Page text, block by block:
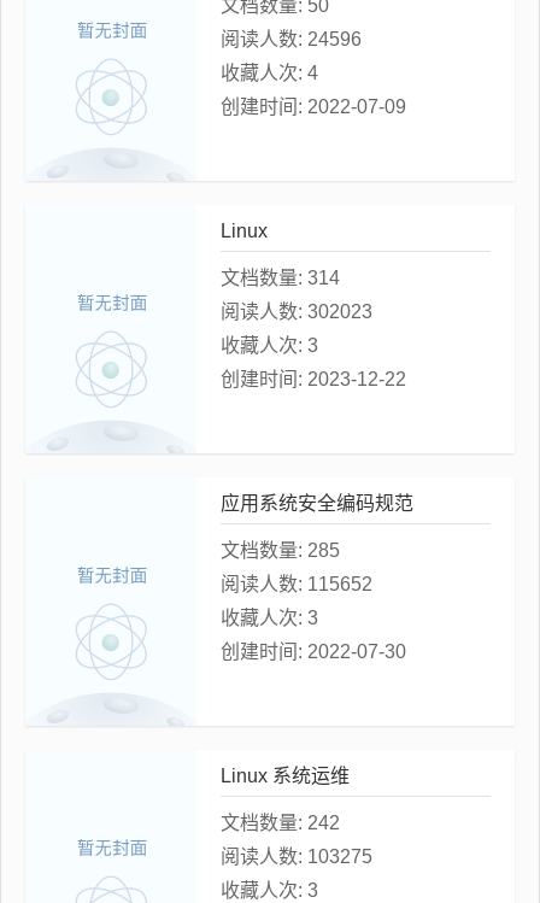
文档数量: 50
阅读人数: 24596
收藏人次: 4
创建时间: 2022-07-09
Linux
文档数量: 314
阅读人数: 302023
收藏人次: 3
创建时间: 2023-12-22
应用系统安全编码规范
文档数量: 285
阅读人数: 115652
收藏人次: 3
创建时间: 2022-07-30
Linux 系统运维
文档数量: 242
阅读人数: 103275
收藏人次: 3